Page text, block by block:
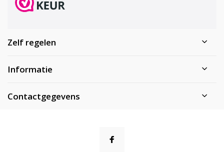
Zelf regelen
Informatie
Contactgegevens